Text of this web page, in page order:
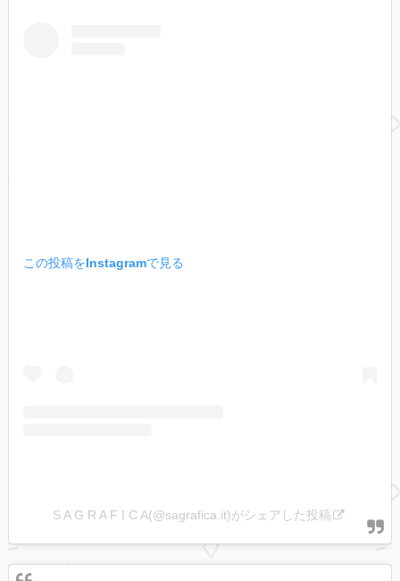
この投稿をInstagramで見る
S A G R A F I C A(@sagrafica.it)がシェアした投稿